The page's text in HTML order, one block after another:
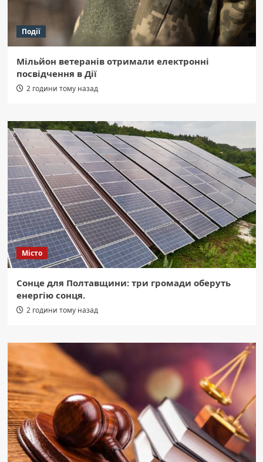
Події
Мільйон ветеранів отримали електронні
посвідчення в Дії
2 години тому назад
Місто
Сонце для Полтавщини: три громади оберуть
енергію сонця.
2 години тому назад